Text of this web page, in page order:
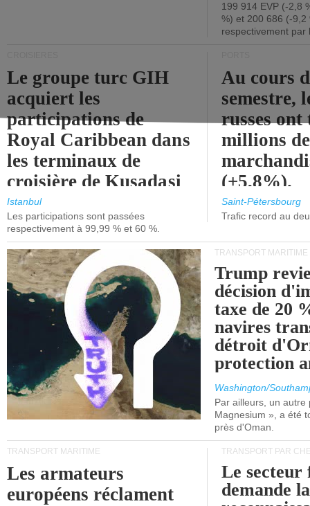
199 914 EVP (-2,8
%) et 200 686 (-9,2
respectivement par
Le groupe turc GIH
acquiert les
participations de
Royal Caribbean dans
les terminaux de
croisière de Kusadasi
et de Lisbonne.
Istanbul
Les participations sont passées
respectivement à 99,99 % et 60 %.
Au cours
semestre,
russes
millions
(+5,8%).
Saint-Pétersbourg
Trafic record au
TRANSPORT MARITIME
Trump
décision
taxe de 20
navires
détroit
protection
Washington/
Par ailleurs, un autre
Magnesium », a été
près d'Oman.
TRANSPORT MARITIME
Les armateurs
européens réclament
TRANSPORT PAR
Le
demande la